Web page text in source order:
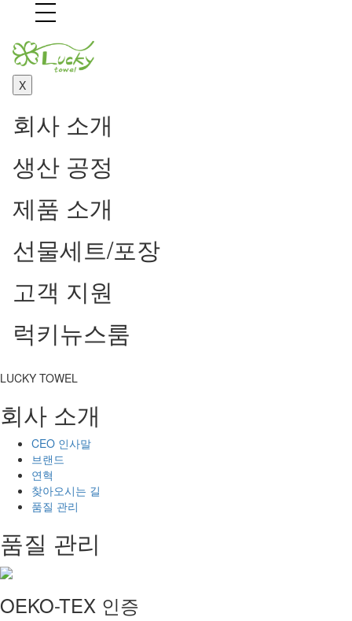
X
회사 소개
생산 공정
제품 소개
선물세트/포장
고객 지원
럭키뉴스룸
LUCKY TOWEL
회사 소개
CEO 인사말
브랜드
연혁
찾아오시는 길
품질 관리
품질 관리
OEKO-TEX 인증